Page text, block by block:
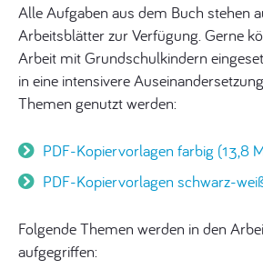
Alle Aufgaben aus dem Buch stehen
Arbeitsblätter zur Verfügung. Gerne
Arbeit mit Grundschulkindern
in eine intensivere
Themen genutzt werden:
PDF-Kopiervorlagen farbig (13,8
PDF-Kopiervorlagen schwarz-
Folgende Themen werden in den
aufgegriffen: